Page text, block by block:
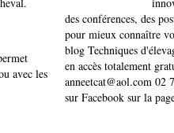
avec les
des conférences, des
pour mieux connaître
blog Techniques
en accès totalement
anneetcat@aol.com 02
sur Facebook sur la